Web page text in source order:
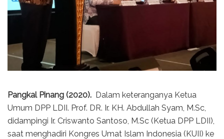
Pangkal Pinang (2020). Dalam keteranganya Ketua
Umum DPP LDII. Prof. DR. Ir. KH. Abdullah Syam, M.Sc,
didampingi Ir. Criswanto Santoso, M.Sc (Ketua DPP LDII),
saat menghadiri Kongres Umat Islam Indonesia (KUII) ke